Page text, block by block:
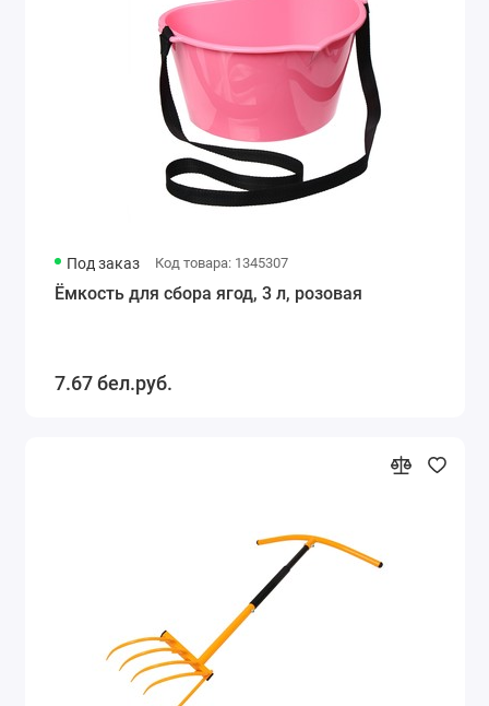
Под заказ Код товара: 1345307
Ёмкость для сбора ягод, 3 л, розовая
7.67 бел.руб.